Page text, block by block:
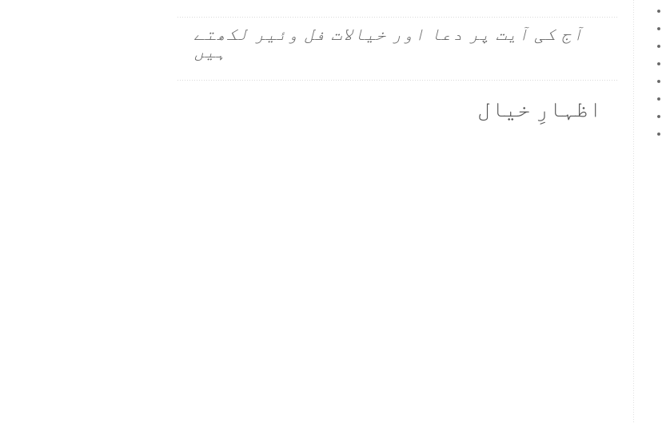
آج کی آیت پر دعا اور خیالات فل وئیر لکھتے
ہیں
اظہارِ خیال